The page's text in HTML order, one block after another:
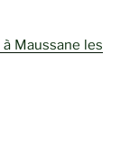
Maussane les